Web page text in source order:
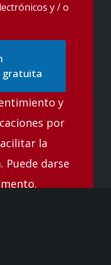
y / o
gratuita
y
por
la
Puede darse